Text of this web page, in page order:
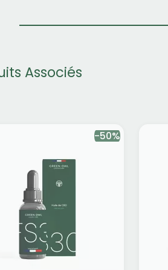
Associés
-50%